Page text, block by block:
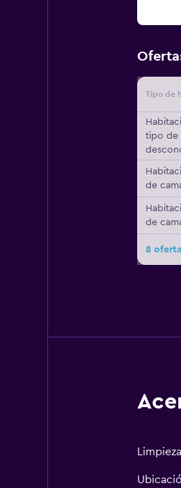
Tipo de
tipo de
de
de
8
Limpieza